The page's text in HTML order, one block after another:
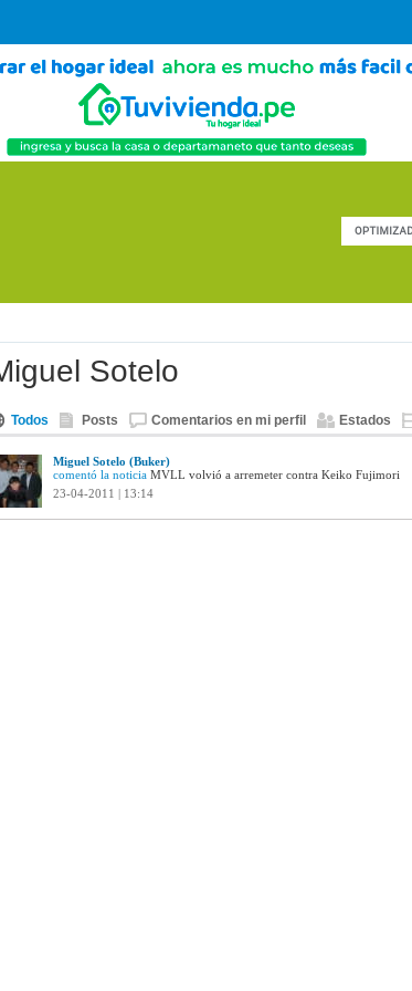
Sotelo
Todos Posts Comentarios en mi perfil Estados
Miguel Sotelo (Buker)
comentó la noticia MVLL volvió a arremeter contra Keiko Fujimori
23-04-2011 | 13:14